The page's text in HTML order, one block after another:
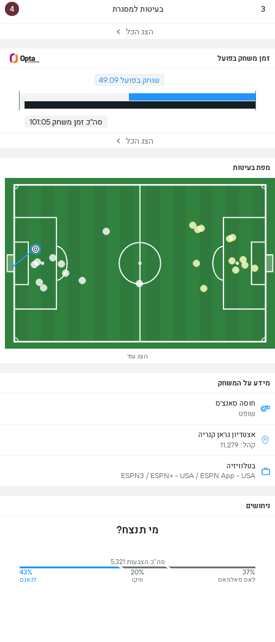
3 בעיטות למסגרת 4
הצג הכל
זמן משחק בפועל
שוחק בפועל 49:09
סה"כ זמן משחק 101:05
הצג הכל
מפת בעיטות
הצג עוד
מידע על המשחק
חוסה סאנצ'ס
שופט
אצטדיון גראן קנריה
קהל: 11,279
בטלוויזיה
ESPN3 / ESPN+ - USA / ESPN App - USA
ניחושים
מי תנצח?
סה"כ הצבעות 5,321
37%
לאס פאלמאס
20%
תיקו
43%
לגאנס